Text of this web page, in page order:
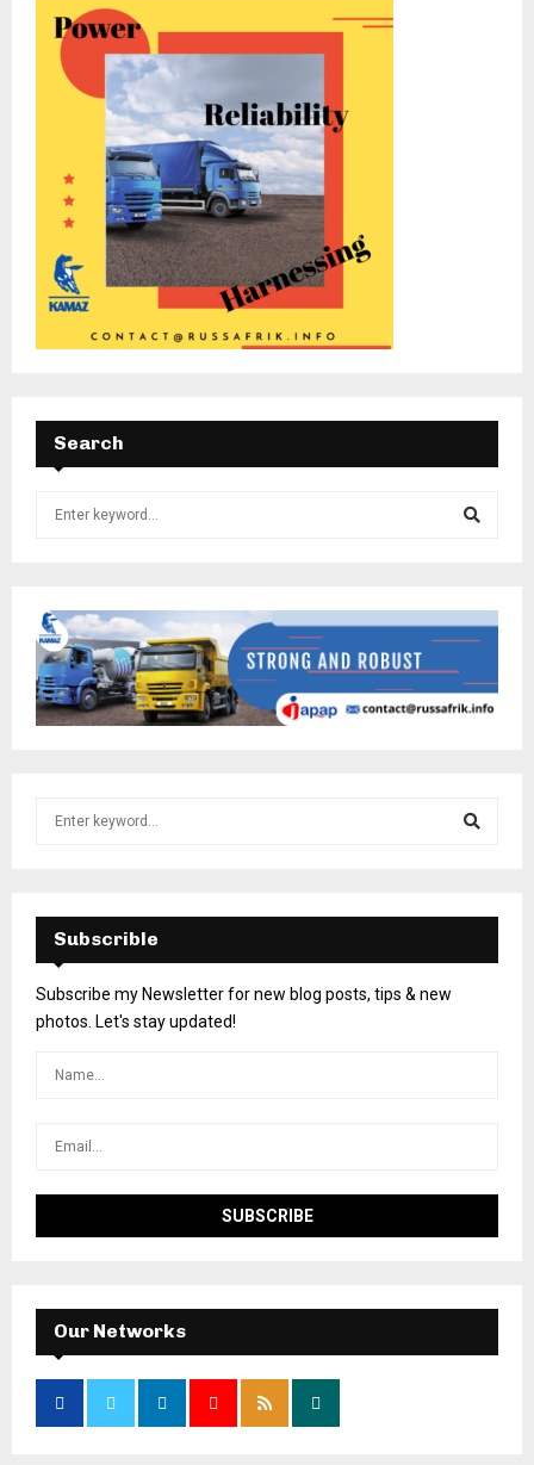
Search
Subscrible
Subscribe my Newsletter for new blog posts, tips & new
photos. Let's stay updated!
Our Networks